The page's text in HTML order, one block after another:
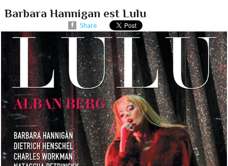
Barbara Hannigan est Lulu
Share